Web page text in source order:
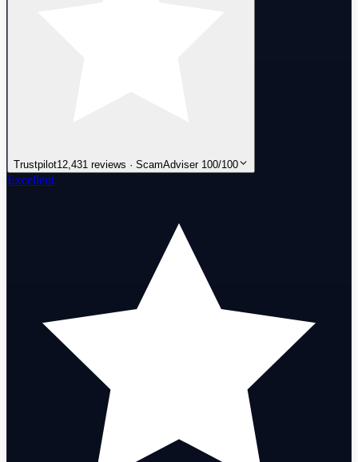
Trustpilot12,431 reviews · ScamAdviser 100/100
Excellent